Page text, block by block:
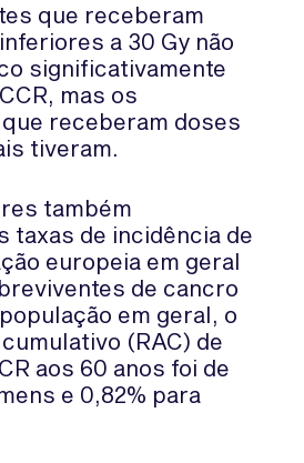
que receberam
a 30 Gy não
significativamente
mas os
receberam doses
tiveram.
também
taxas de incidência de
europeia em geral
de cancro
em geral, o
(RAC) de
aos 60 anos foi de
e 0,82% para